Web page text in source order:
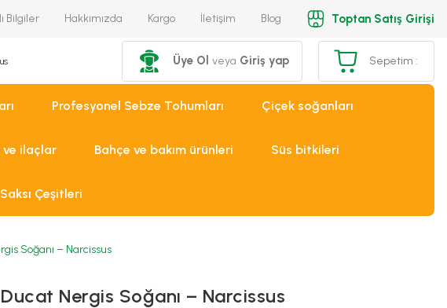
Bilgiler Hakkımızda Kargo İletişim Blog Toptan Satış Girişi
Üye Ol veya Giriş yap Sepetim :
Profesyonel Sebze Tohumları Çiçek soğanları
ve ilaçlar Bahçe ve bakım ürünleri Süs bitkileri
Saksı Çeşitleri
Soğanı – Narcissus
Nergis Soğanı – Narcissus